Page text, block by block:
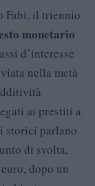
Fabi, il triennio
monetario
d’interesse
nella metà
ai prestiti a
storici parlano
di svolta,
dopo un